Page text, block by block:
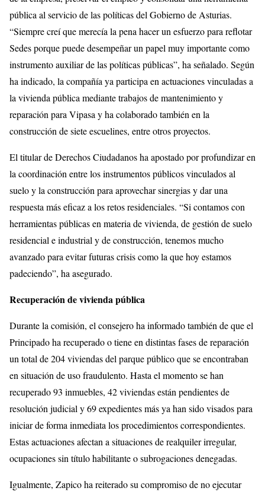
pública al servicio de las políticas del Gobierno de Asturias.
“Siempre creí que merecía la pena hacer un esfuerzo para reflotar
Sedes porque puede desempeñar un papel muy importante como
instrumento auxiliar de las políticas públicas”, ha señalado. Según
ha indicado, la compañía ya participa en actuaciones vinculadas a
la vivienda pública mediante trabajos de mantenimiento y
reparación para Vipasa y ha colaborado también en la
construcción de siete escuelines, entre otros proyectos.
El titular de Derechos Ciudadanos ha apostado por profundizar en
la coordinación entre los instrumentos públicos vinculados al
suelo y la construcción para aprovechar sinergias y dar una
respuesta más eficaz a los retos residenciales. “Si contamos con
herramientas públicas en materia de vivienda, de gestión de suelo
residencial e industrial y de construcción, tenemos mucho
avanzado para evitar futuras crisis como la que hoy estamos
padeciendo”, ha asegurado.
Recuperación de vivienda pública
Durante la comisión, el consejero ha informado también de que el
Principado ha recuperado o tiene en distintas fases de reparación
un total de 204 viviendas del parque público que se encontraban
en situación de uso fraudulento. Hasta el momento se han
recuperado 93 inmuebles, 42 viviendas están pendientes de
resolución judicial y 69 expedientes más ya han sido visados para
iniciar de forma inmediata los procedimientos correspondientes.
Estas actuaciones afectan a situaciones de realquiler irregular,
ocupaciones sin título habilitante o subrogaciones denegadas.
Igualmente, Zapico ha reiterado su compromiso de no ejecutar